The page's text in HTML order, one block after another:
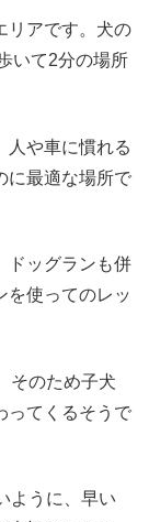
リアです。犬の
いて2分の場所
人や車に慣れる
に最適な場所で
ドッグランも併
を使ってのレッ
そのため子犬
ってくるそうで
ように、早い